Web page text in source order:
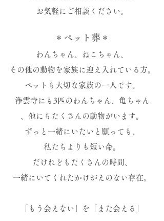
お気軽にご相談ください。
＊ペット葬＊
わんちゃん、ねこちゃん、
その他の動物を家族に迎え入れている方。
​ペットも大切な家族の一人です。
浄雲寺にも3匹のわんちゃん、亀ちゃん
他にもたくさんの動物がいます。
ずっと一緒にいたいと願っても、
私たちよりも短い命。
だけれどもたくさんの時間、
一緒にいてくれたかけがえのない存在。
「もう会えない」を「また会える」